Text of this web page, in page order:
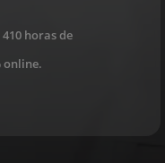
horas de
online.